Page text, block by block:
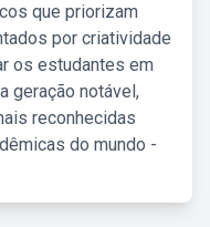
que priorizam
por criatividade
os estudantes em
geração notável,
reconhecidas
do mundo -